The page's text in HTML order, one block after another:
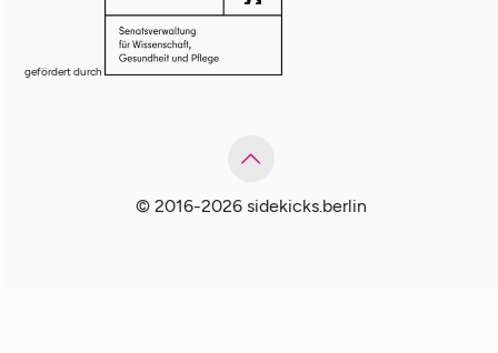
gefördert durch
© 2016-2026 sidekicks.berlin